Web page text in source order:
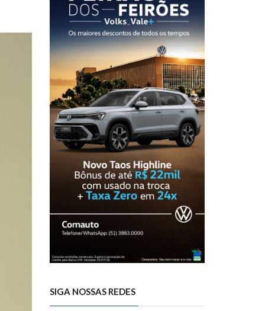
SIGA NOSSAS REDES